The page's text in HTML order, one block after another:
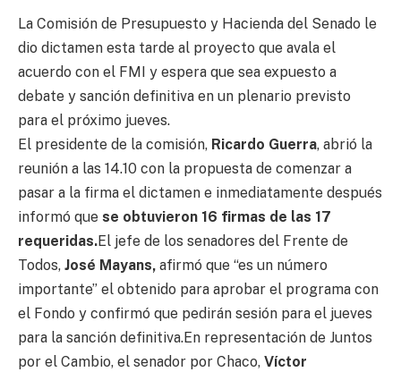
La Comisión de Presupuesto y Hacienda del Senado le
dio dictamen esta tarde al proyecto que avala el
acuerdo con el FMI y espera que sea expuesto a
debate y sanción definitiva en un plenario previsto
para el próximo jueves.
El presidente de la comisión, Ricardo Guerra, abrió la
reunión a las 14.10 con la propuesta de comenzar a
pasar a la firma el dictamen e inmediatamente después
informó que se obtuvieron 16 firmas de las 17
requeridas.El jefe de los senadores del Frente de
Todos, José Mayans, afirmó que “es un número
importante” el obtenido para aprobar el programa con
el Fondo y confirmó que pedirán sesión para el jueves
para la sanción definitiva.En representación de Juntos
por el Cambio, el senador por Chaco, Víctor